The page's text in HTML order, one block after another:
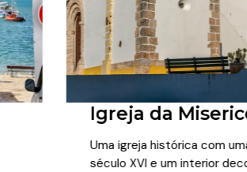
Igreja da
Uma igreja histórica com
século XVI e um interior